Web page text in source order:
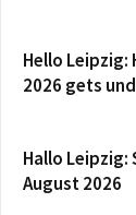
Hello Leipzig:
2026 gets
Hallo
August 2026